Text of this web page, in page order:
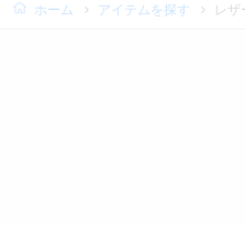
ホーム アイテムを探す レ